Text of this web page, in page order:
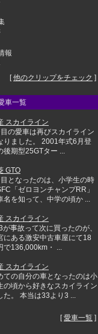
報
[他のクリップをチェック ]
車一覧
スカイライン
の愛車は再びスカイライン
りました。 2001年式6月登
後期型25GTター ...
GTO
となったのは、小学生の時
「ゼロヨンチャンプRR」
名を知って、中学の頃か ...
スカイライン
が事故って次に買ったのが、
にある激安中古車屋にて18
で136,000km・ ...
スカイライン
ての自分の車となったのは小
の頃から好きなスカイライン
た。 本当は33より3 ...
[愛車一覧 ]